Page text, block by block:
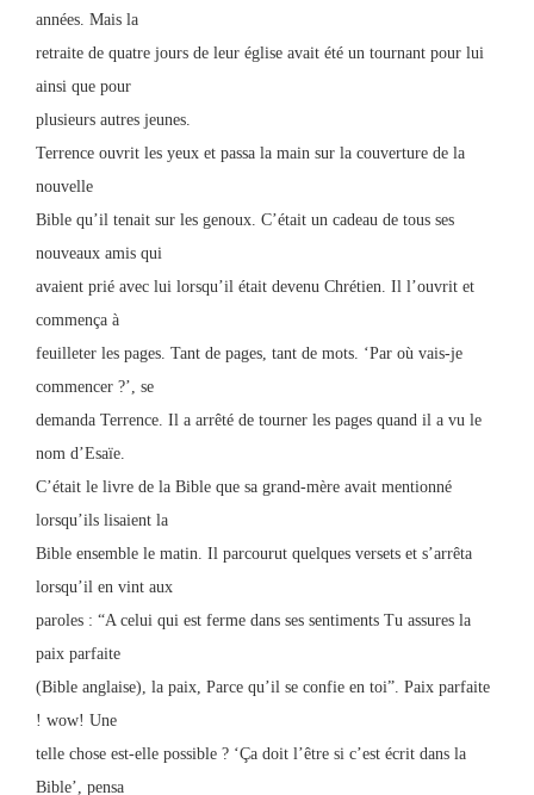
années. Mais la
retraite de quatre jours de leur église avait été un tournant pour lui
ainsi que pour
plusieurs autres jeunes.
Terrence ouvrit les yeux et passa la main sur la couverture de la
nouvelle
Bible qu’il tenait sur les genoux. C’était un cadeau de tous ses
nouveaux amis qui
avaient prié avec lui lorsqu’il était devenu Chrétien. Il l’ouvrit et
commença à
feuilleter les pages. Tant de pages, tant de mots. ‘Par où vais-je
commencer ?’, se
demanda Terrence. Il a arrêté de tourner les pages quand il a vu le
nom d’Esaïe.
C’était le livre de la Bible que sa grand-mère avait mentionné
lorsqu’ils lisaient la
Bible ensemble le matin. Il parcourut quelques versets et s’arrêta
lorsqu’il en vint aux
paroles : “A celui qui est ferme dans ses sentiments Tu assures la
paix parfaite
(Bible anglaise), la paix, Parce qu’il se confie en toi”. Paix parfaite
! wow! Une
telle chose est-elle possible ? ‘Ça doit l’être si c’est écrit dans la
Bible’, pensa